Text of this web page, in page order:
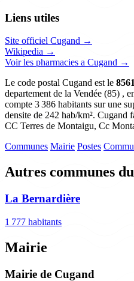
Liens utiles
Site officiel Cugand →
Wikipedia →
Voir les pharmacies a Cugand →
Le code postal Cugand est le
departement de la Vendée (85) ,
compte 3 386 habitants sur une
densite de 242 hab/km². Cugand
CC Terres de Montaigu, Cc
Communes Mairie Postes
Autres communes
La Bernardière
1 777 habitants
Mairie
Mairie de Cugand